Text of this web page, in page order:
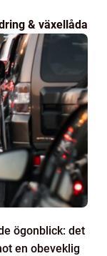
& växellåda
ögonblick: det
en obeveklig